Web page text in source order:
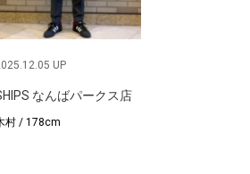
UP
なんばパークス店
村 / 178cm